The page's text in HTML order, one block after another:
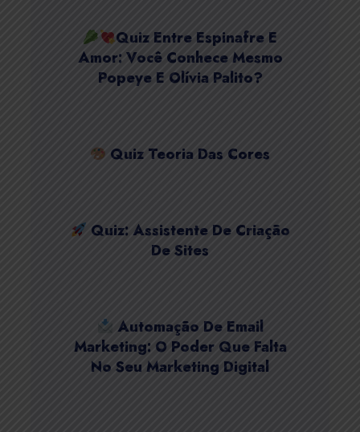
Quiz Entre Espinafre E
Amor: Você Conhece Mesmo
Popeye E Olívia Palito?
Quiz Teoria Das Cores
Quiz: Assistente De Criação
De Sites
Automação De Email
Marketing: O Poder Que Falta
No Seu Marketing Digital